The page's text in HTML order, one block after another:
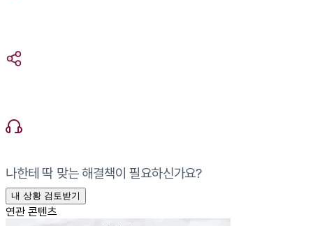
나한테 딱 맞는 해결책이 필요하신가요?
내 상황 검토받기
연관 콘텐츠